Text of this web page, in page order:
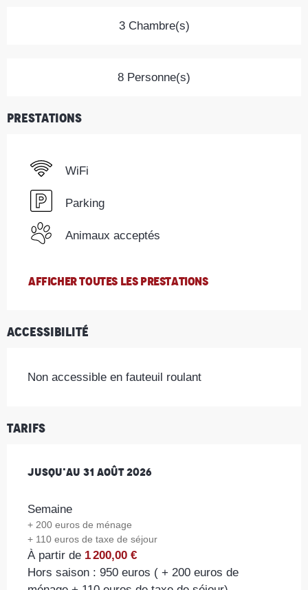
3 Chambre(s)
8 Personne(s)
Prestations
WiFi
Parking
Animaux acceptés
AFFICHER TOUTES LES PRESTATIONS
Accessibilité
Non accessible en fauteuil roulant
Tarifs
Du1 juillet 2026au31 août 2026
Jusqu'au 31 août 2026
Semaine
+ 200 euros de ménage
+ 110 euros de taxe de séjour
À partir de 1 200,00 €
Hors saison : 950 euros ( + 200 euros de